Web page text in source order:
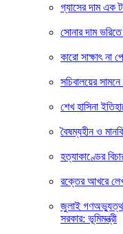
গ্যাসের দাম এক
সোনার দাম
কারো সাক্ষাৎ না
সচিবালয়ের
শেখ হাসিনা
বৈষম্যহীন ও
হত্যাকাণ্ডের
রক্তের আখরে
জুলাই
সরকার: ভূমিমন্ত্রী